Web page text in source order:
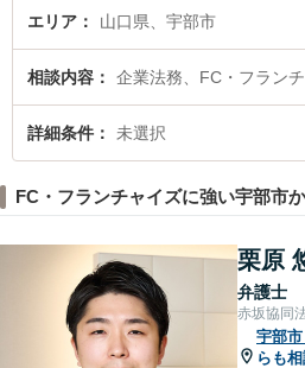
Ｅ 宇部オフィスの弘藤 智基弁護士のプロフ
ラブル解決の実績豊富な近くの弁護士を検索
ランチャイズ契約を法律相談できる宇部市内
でお困りの相談者さんにおすすめです。
エリア 山口県、宇部市
相談内容 企業法務、FC・フラン
詳細条件 未選択
FC・フランチャイズに強い宇部市
栗原
弁護士
赤坂協同
宇部市
らも